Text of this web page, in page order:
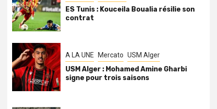
ES Tunis : Kouceila Boualia résilie son
contrat
A LA UNE Mercato USM Alger
USM Alger : Mohamed Amine Gharbi
signe pour trois saisons